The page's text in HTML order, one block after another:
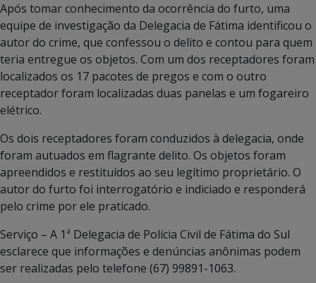
Após tomar conhecimento da ocorrência do furto, uma
equipe de investigação da Delegacia de Fátima identificou o
autor do crime, que confessou o delito e contou para quem
teria entregue os objetos. Com um dos receptadores foram
localizados os 17 pacotes de pregos e com o outro
receptador foram localizadas duas panelas e um fogareiro
elétrico.
Os dois receptadores foram conduzidos à delegacia, onde
foram autuados em flagrante delito. Os objetos foram
apreendidos e restituídos ao seu legítimo proprietário. O
autor do furto foi interrogatório e indiciado e responderá
pelo crime por ele praticado.
Serviço – A 1ª Delegacia de Polícia Civil de Fátima do Sul
esclarece que informações e denúncias anônimas podem
ser realizadas pelo telefone (67) 99891-1063.